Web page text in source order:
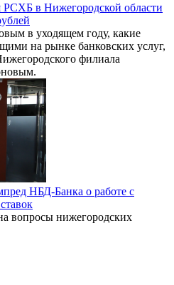
РСХБ в Нижегородской области
в уходящем году, какие
на рынке банковских услуг,
филиала
НБД-Банка о работе с
вопросы нижегородских